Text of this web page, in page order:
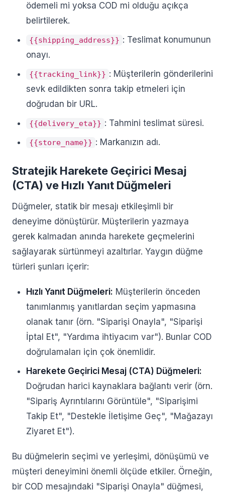
ödemeli mi yoksa COD mi olduğu açıkça
belirtilerek.
{{shipping_address}} : Teslimat konumunun
onayı.
{{tracking_link}} : Müşterilerin gönderilerini
sevk edildikten sonra takip etmeleri için
doğrudan bir URL.
{{delivery_eta}} : Tahmini teslimat süresi.
{{store_name}} : Markanızın adı.
Stratejik Harekete Geçirici Mesaj
(CTA) ve Hızlı Yanıt Düğmeleri
Düğmeler, statik bir mesajı etkileşimli bir
deneyime dönüştürür. Müşterilerin yazmaya
gerek kalmadan anında harekete geçmelerini
sağlayarak sürtünmeyi azaltırlar. Yaygın düğme
türleri şunları içerir:
Hızlı Yanıt Düğmeleri: Müşterilerin önceden
tanımlanmış yanıtlardan seçim yapmasına
olanak tanır (örn. "Siparişi Onayla", "Siparişi
İptal Et", "Yardıma ihtiyacım var"). Bunlar COD
doğrulamaları için çok önemlidir.
Harekete Geçirici Mesaj (CTA) Düğmeleri:
Doğrudan harici kaynaklara bağlantı verir (örn.
"Sipariş Ayrıntılarını Görüntüle", "Siparişimi
Takip Et", "Destekle İletişime Geç", "Mağazayı
Ziyaret Et").
Bu düğmelerin seçimi ve yerleşimi, dönüşümü ve
müşteri deneyimini önemli ölçüde etkiler. Örneğin,
bir COD mesajındaki "Siparişi Onayla" düğmesi,